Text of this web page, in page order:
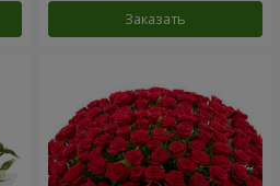
Заказать